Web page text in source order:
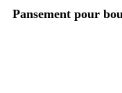
Pansement pour